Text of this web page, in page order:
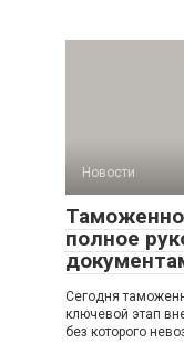
Новости
полное
Сегодня
ключевой этап
без которого